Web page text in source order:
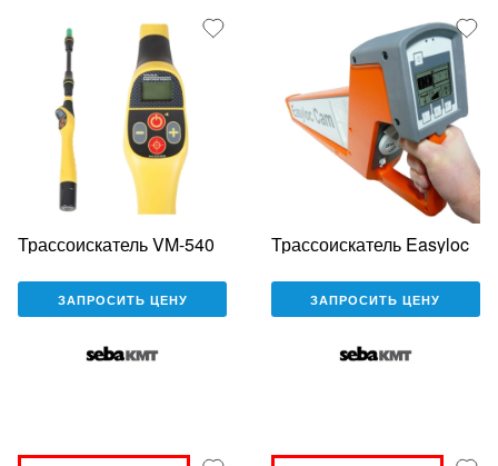
Трассоискатель VM-540
ЗАПРОСИТЬ ЦЕНУ
Трассоискатель Easyloc
ЗАПРОСИТЬ ЦЕНУ